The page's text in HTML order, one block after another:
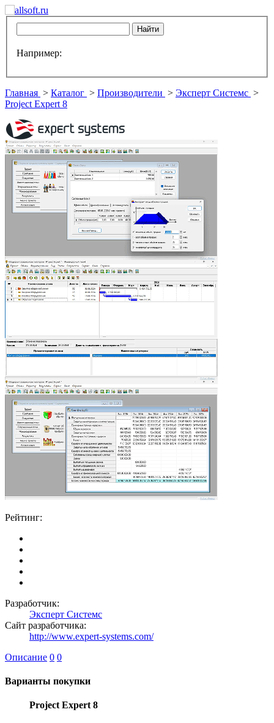
Например:
Главная > Каталог > Производители > Эксперт Системс >
Project Expert 8
Рейтинг:
Разработчик:
Эксперт Системс
Сайт разработчика:
http://www.expert-systems.com/
Описание 0 0
Варианты покупки
Project Expert 8